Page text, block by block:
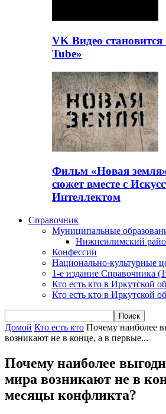
VK Видео становится
Tube»
Фильм «Новая
сюжет вместе с
Интеллектом
Справочник
Муниципальные
Нижнеилимский
Конфессии
Национально-культурные
1-е издание Справочника
Кто есть кто в Иркутской
Кто есть кто в Иркутской
Домой Кто есть кто Почему наиболее
возникают не в конце, а в первые...
Почему наиболее
мира возникают не в
месяцы конфликта?